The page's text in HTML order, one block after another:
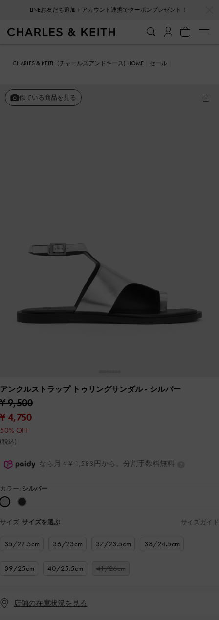
LINEお友だち追加＋アカウント連携でクーポンプレゼント！
CHARLES & KEITH (チャールズアンドキース) HOME
セール
似ている商品を見る
アンクルストラップ トゥリングサンダル- シルバー
¥ 9,500
¥ 4,750
50% OFF
(税込)
なら月々¥ 1,583円から。分割手数料無料
カラー: シルバー
サイズ: サイズを選ぶ サイズガイド
35/22.5cm 36/23cm 37/23.5cm 38/24.5cm
39/25cm 40/25.5cm 41/26cm
店舗の在庫状況を見る